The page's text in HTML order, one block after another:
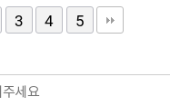
3 4 5